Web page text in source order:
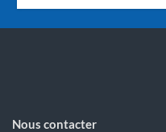
Nous contacter